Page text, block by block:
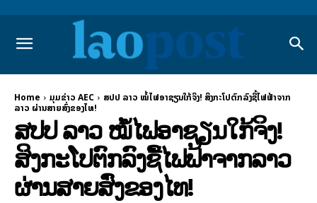
Home ມຸມຂ່າວ AEC
ສປປ ລາວ ໝໍ້ໄຟອາຊຽນໃກ້ຈິງ! ສິງກະໂປຕົກລົງຊື້ໄຟຟ້າຈາກ
ລາວ ຜ່ານສາຍສົ່ງຂອງໄທ!
ສປປ ລາວ ໝໍ້ໄຟອາຊຽນໃກ້ຈິງ!
ສິງກະໂປຕົກລົງຊື້ໄຟຟ້າຈາກລາວ
ຜ່ານສາຍສົ່ງຂອງໄທ!